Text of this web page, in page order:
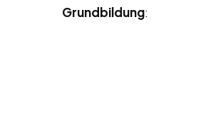
Grundbildung: